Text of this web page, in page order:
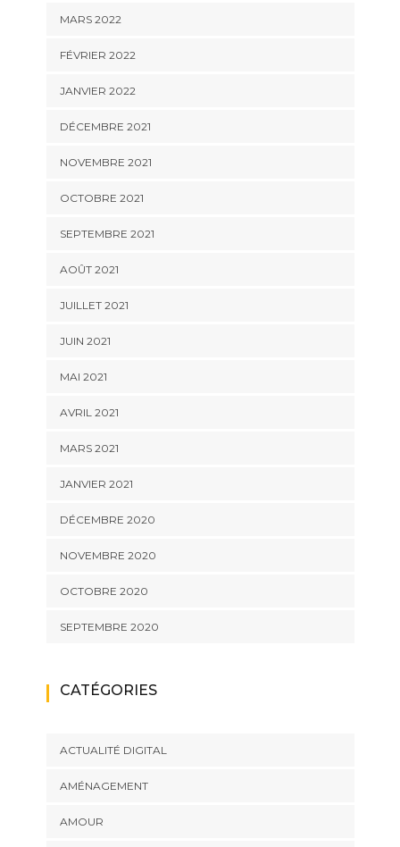
MARS 2022
FÉVRIER 2022
JANVIER 2022
DÉCEMBRE 2021
NOVEMBRE 2021
OCTOBRE 2021
SEPTEMBRE 2021
AOÛT 2021
JUILLET 2021
JUIN 2021
MAI 2021
AVRIL 2021
MARS 2021
JANVIER 2021
DÉCEMBRE 2020
NOVEMBRE 2020
OCTOBRE 2020
SEPTEMBRE 2020
CATÉGORIES
ACTUALITÉ DIGITAL
AMÉNAGEMENT
AMOUR